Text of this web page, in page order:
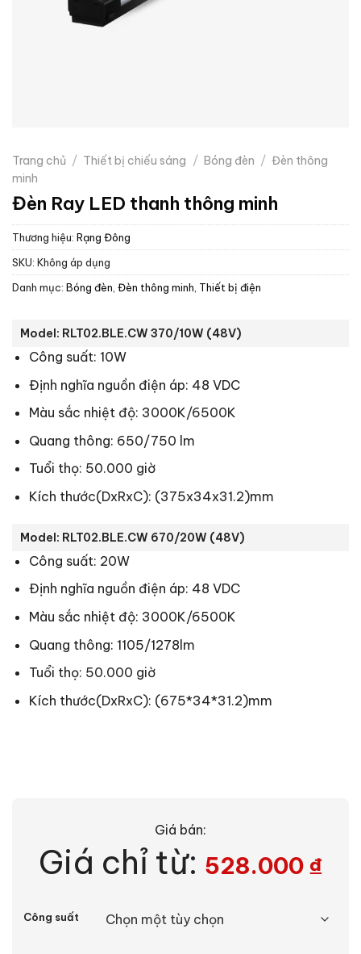
Trang chủ / Thiết bị chiếu sáng / Bóng đèn / Đèn thông
minh
Đèn Ray LED thanh thông minh
Thương hiệu: Rạng Đông
SKU: Không áp dụng
Danh mục: Bóng đèn Đèn thông minh Thiết bị điện
Model: RLT02.BLE.CW 370/10W (48V)
Công suất: 10W
Định nghĩa nguồn điện áp: 48 VDC
Màu sắc nhiệt độ: 3000K/6500K
Quang thông: 650/750 lm
Tuổi thọ: 50.000 giờ
Kích thước(DxRxC): (375x34x31.2)mm
Model: RLT02.BLE.CW 670/20W (48V)
Công suất: 20W
Định nghĩa nguồn điện áp: 48 VDC
Màu sắc nhiệt độ: 3000K/6500K
Quang thông: 1105/1278lm
Tuổi thọ: 50.000 giờ
Kích thước(DxRxC): (675*34*31.2)mm
Giá bán:
Giá chỉ từ: 528.000 ₫
Công suất